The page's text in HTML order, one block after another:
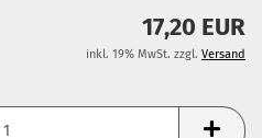
17,20 EUR
inkl. 19% MwSt. zzgl. Versand